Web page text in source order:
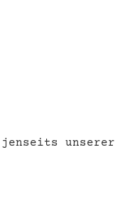
jenseits unserer